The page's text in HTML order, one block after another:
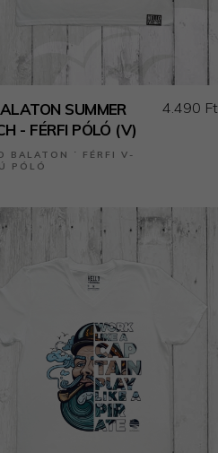
SUMMER
- FÉRFI PÓLÓ (V)
BALATON ˙ FÉRFI V-
PÓLÓ
4.490 Ft